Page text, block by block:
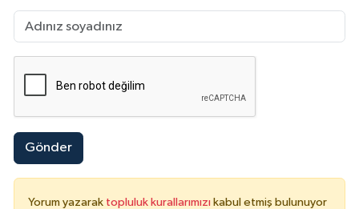
Gönder
Yorum yazarak topluluk kurallarımızı kabul etmiş bulunuyor